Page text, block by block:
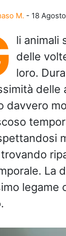
M. - 18
li animali
delle
loro.
delle
davvero
trovando
La
legame